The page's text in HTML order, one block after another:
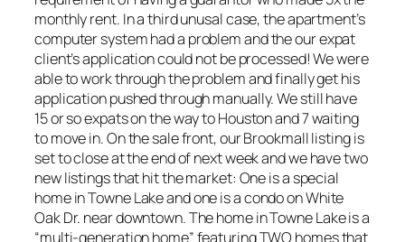
monthly rent. In a third unusal case, the apartment’s
computer system had a problem and the our expat
client’s application could not be processed! We were
able to work through the problem and finally get his
application pushed through manually. We still have
15 or so expats on the way to Houston and 7 waiting
to move in. On the sale front, our Brookmall listing is
set to close at the end of next week and we have two
new listings that hit the market: One is a special
home in Towne Lake and one is a condo on White
Oak Dr. near downtown. The home in Towne Lake is a
“multi-generation home” featuring TWO homes that